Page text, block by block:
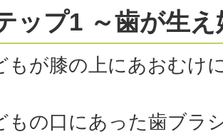
ップ1 ～歯が生
もが膝の上にあおむけ
もの口にあった歯ブラ